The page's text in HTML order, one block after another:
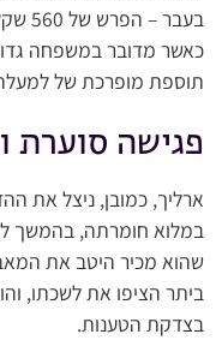
כאשר מדובר במשפחה
תוספת מופרכת של
פגישה סוערת
ארליך, כמובן, ניצל את
במלוא חומרתה, בהמשך
שהוא מכיר היטב את
ביתר הציפו את לשכתו,
בצדקת הטענות.